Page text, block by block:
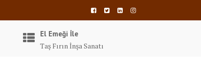
El Emeği İle
Taş Fırın İnşa Sanatı